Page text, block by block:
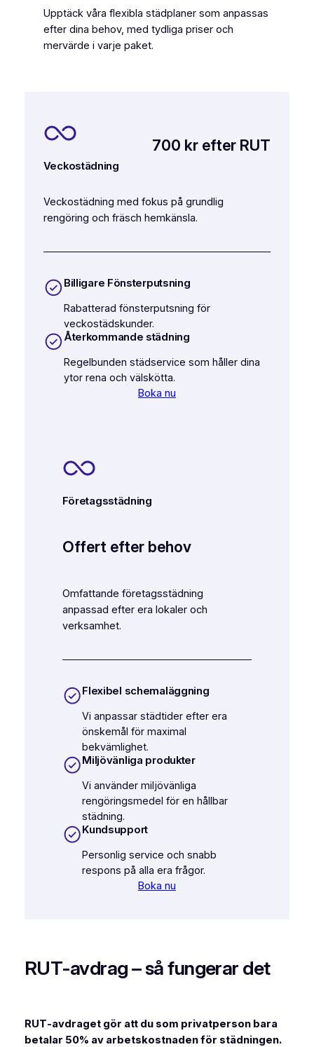
Upptäck våra flexibla städplaner som anpassas
efter dina behov, med tydliga priser och
mervärde i varje paket.
Veckostädning
700 kr efter RUT
Veckostädning med fokus på grundlig
rengöring och fräsch hemkänsla.
Billigare Fönsterputsning
Rabatterad fönsterputsning för
veckostädskunder.
Återkommande städning
Regelbunden städservice som håller dina
ytor rena och välskötta.
Boka nu
Företagsstädning
Offert efter behov
Omfattande företagsstädning
anpassad efter era lokaler och
verksamhet.
Flexibel schemaläggning
Vi anpassar städtider efter era
önskemål för maximal
bekvämlighet.
Miljövänliga produkter
Vi använder miljövänliga
rengöringsmedel för en hållbar
städning.
Kundsupport
Personlig service och snabb
respons på alla era frågor.
Boka nu
RUT‑avdrag – så fungerar det
RUT‑avdraget gör att du som privatperson bara
betalar 50% av arbetskostnaden för städningen.